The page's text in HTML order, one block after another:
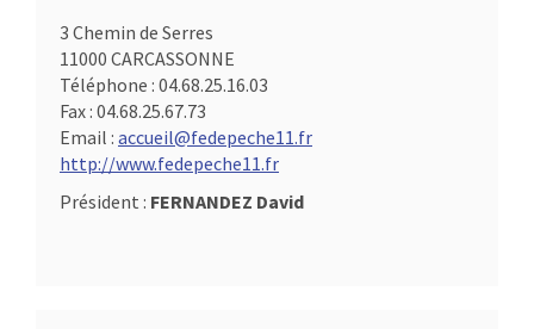
3 Chemin de Serres
11000 CARCASSONNE
Téléphone : 04.68.25.16.03
Fax : 04.68.25.67.73
Email : accueil@fedepeche11.fr
http://www.fedepeche11.fr
Président : FERNANDEZ David